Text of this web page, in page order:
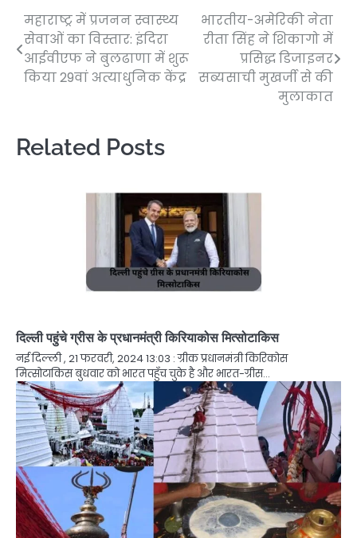
Post
navigation
महाराष्ट्र में प्रजनन स्वास्थ्य
सेवाओं का विस्तार: इंदिरा
आईवीएफ ने बुलढाणा में शुरू
किया 29वां अत्याधुनिक केंद्र
भारतीय-अमेरिकी नेता
रीता सिंह ने शिकागो में
प्रसिद्ध डिजाइनर
सब्यसाची मुखर्जी से की
मुलाकात
Related Posts
दिल्ली पहुंचे ग्रीस के प्रधानमंत्री किरियाकोस मित्सोटाकिस
नई दिल्ली , 21 फरवरी, 2024 13:03 : ग्रीक प्रधानमंत्री किरिकोस
मित्सोटाकिस बुधवार को भारत पहुँच चुके है और भारत-ग्रीस…